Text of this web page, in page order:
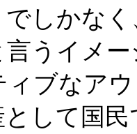
しかな
言うイメ
ィブなア
して国